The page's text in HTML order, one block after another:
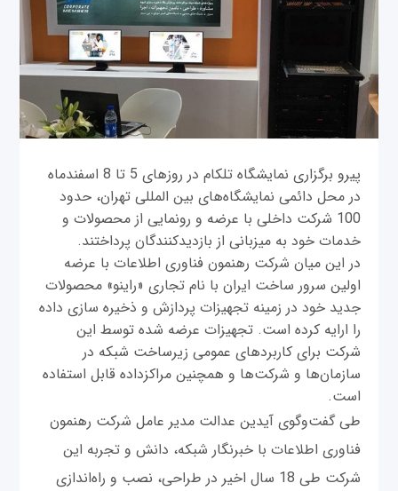
پیرو برگزاری نمایشگاه تلکام در روزهای 5 تا 8 اسفندماه
در محل دائمی نمایشگاه‌های بین المللی تهران، حدود
100 شرکت داخلی با عرضه و رونمایی از محصولات و
خدمات خود به میزبانی از بازدیدکنندگان پرداختند.
در این میان شرکت رهنمون فناوری اطلاعات با عرضه
اولین سرور ساخت ایران با نام تجاری «راینو» محصولات
جدید خود در زمینه تجهیزات پردازش و ذخیره سازی داده
را ارایه کرده است. تجهیزات عرضه شده توسط این
شرکت برای کاربردهای عمومی زیرساخت شبکه در
سازمان‌ها و شرکت‌ها و همچنین مراکزداده قابل استفاده
است.
طی گفت‌وگوی آیدین عدالت مدیر عامل شرکت رهنمون
فناوری اطلاعات با خبرنگار شبکه، دانش و تجربه این
شرکت طی 18 سال اخیر در طراحی، نصب و راه‌اندازی